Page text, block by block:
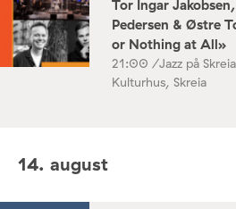
Tor Ingar
Pedersen & Østre
or Nothing at All»
21:00 /Jazz på
Kulturhus, Skreia
14. august